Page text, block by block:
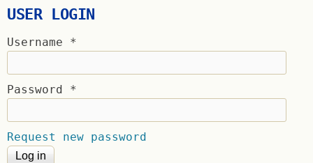
USER LOGIN
Username *
Password *
Request new password